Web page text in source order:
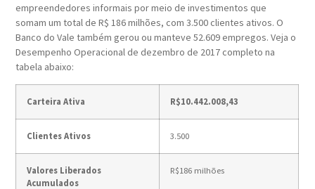
empreendedores informais por meio de investimentos que
somam um total de R$ 186 milhões, com 3.500 clientes ativos. O
Banco do Vale também gerou ou manteve 52.609 empregos. Veja o
Desempenho Operacional de dezembro de 2017 completo na
tabela abaixo:
Carteira Ativa R$10.442.008,43
Clientes Ativos 3.500
Valores Liberados
Acumulados
R$186 milhões